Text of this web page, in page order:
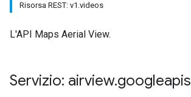
Risorsa REST: v1.videos
L'API Maps Aerial View.
Servizio: airview.googleapis